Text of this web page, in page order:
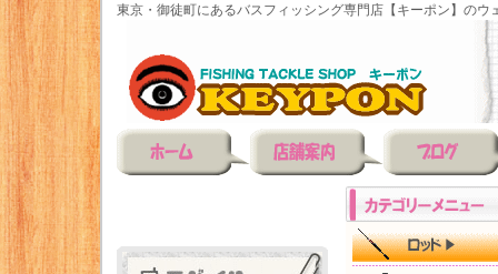
東京・御徒町にあるバスフィッシング専門店【キーポン】のウ